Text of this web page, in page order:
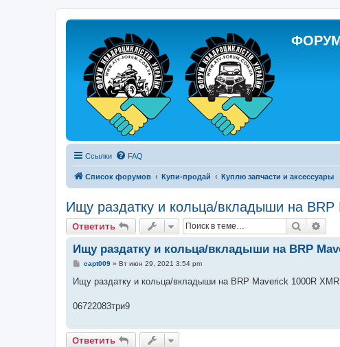
Ссылки FAQ
Список форумов Купи-продай Куплю запчасти и аксессуары
Ищу раздатку и кольца/вкладыши на
Ответить Поиск
Ищу раздатку и кольца/вкладыши на BRP
С
о
е
е
capt009» Вт июн 29, 2021 3:54 pm
Ищу раздатку и кольца/вкладыши на BRP Maverick 1000R
06722083три9
Ответить